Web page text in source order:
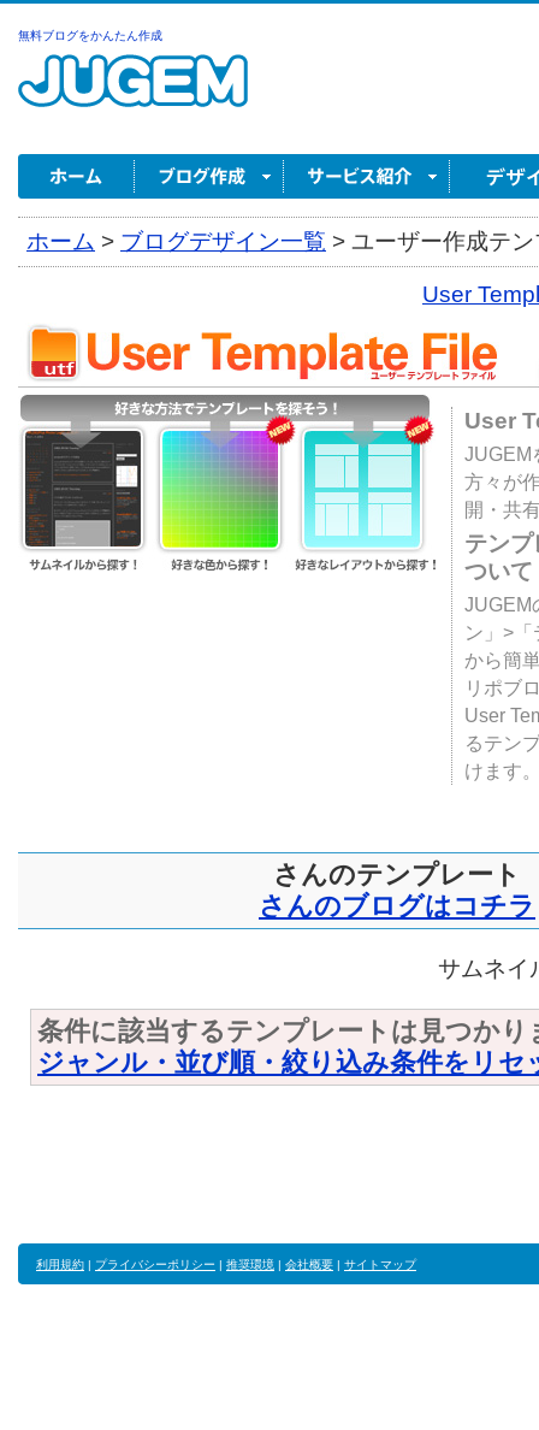
無料ブログをかんたん作成
ホーム > ブログデザイン一覧 > ユーザー作成テ
User
User
JUGEM
方々が
開・共
テン
ついて
JUGEM
ン」>
から簡
リポブ
User
るテン
けます
さんのテンプレート
さんのブログはコチラ
サムネイ
条件に該当するテンプレートは見つかり
ジャンル・並び順・絞り込み条件をリセ
利用規約 | プライバシーポリシー | 推奨環境 | 会社概要 | サイトマップ